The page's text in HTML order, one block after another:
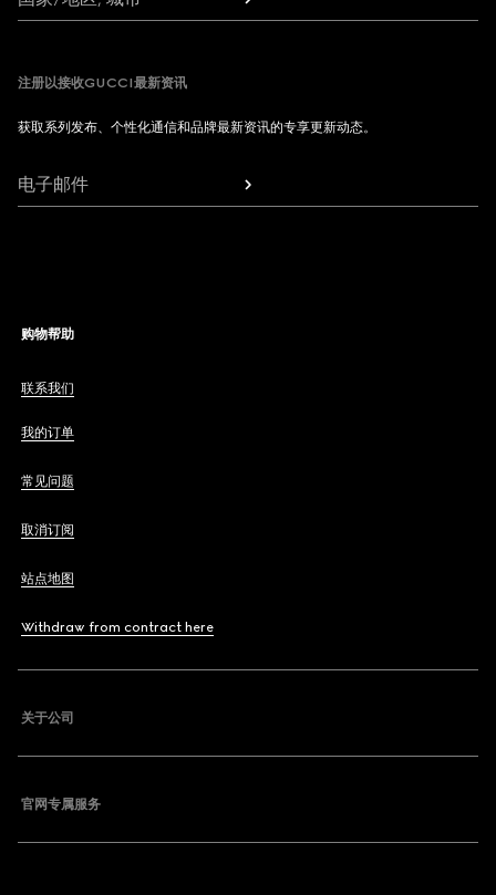
注册以接收GUCCI最新资讯
获取系列发布、个性化通信和品牌最新资讯的专享更新动态。
电子邮件
购物帮助
联系我们
我的订单
常见问题
取消订阅
站点地图
Withdraw from contract here
关于公司
官网专属服务